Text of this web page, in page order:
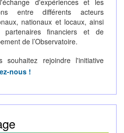
d'expériences et les
entre différents acteurs
nationaux et locaux, ainsi
financiers et de
de l’Observatoire.
souhaitez rejoindre l'initiative
nous !